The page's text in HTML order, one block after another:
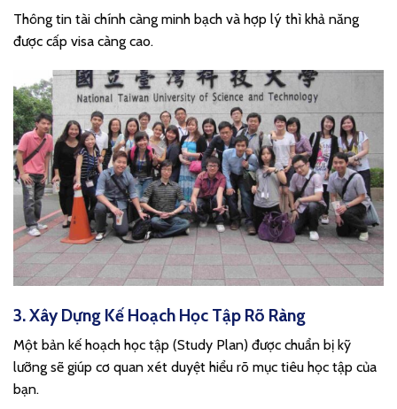
Thông tin tài chính càng minh bạch và hợp lý thì khả năng
được cấp visa càng cao.
3. Xây Dựng Kế Hoạch Học Tập Rõ Ràng
Một bản kế hoạch học tập (Study Plan) được chuẩn bị kỹ
lưỡng sẽ giúp cơ quan xét duyệt hiểu rõ mục tiêu học tập của
bạn.